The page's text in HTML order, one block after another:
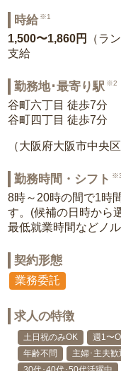
時給 ※1
1,500〜1,860円
（ラ
支給
勤務地･最寄り駅 ※2
谷町六丁目 徒歩7分
谷町四丁目 徒歩7分
（大阪府大阪市中央区
勤務時間・シフト
8時～20時の間で1時
す。(候補の日時から
最低就業時間などノ
契約形態
業務委託
求人の特徴
土日祝のみOK 週1〜
年齢不問
主婦･主夫歓